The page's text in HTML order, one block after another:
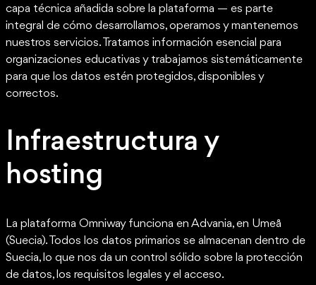
capa técnica añadida sobre la plataforma — es parte
integral de cómo desarrollamos, operamos y mantenemos
nuestros servicios. Tratamos información esencial para
organizaciones educativas y trabajamos sistemáticamente
para que los datos estén protegidos, disponibles y
correctos.
Infraestructura y
hosting
La plataforma Omniway funciona en Advania, en Umeå
(Suecia). Todos los datos primarios se almacenan dentro de
Suecia, lo que nos da un control sólido sobre la protección
de datos, los requisitos legales y el acceso.